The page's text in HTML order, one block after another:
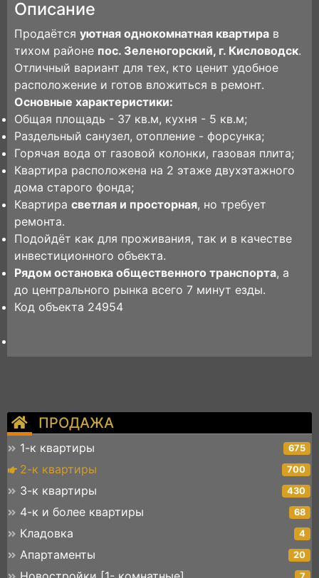
ПРОДАЖА
1-к квартиры 675
2-к квартиры 700
3-к квартиры 430
4-к и более квартиры 68
Кладовка 4
Апартаменты 20
Описание
Продаётся уютная однокомнатная квартира в
тихом районе пос. Зеленогорский, г. Кисловодск.
Отличный вариант для тех, кто ценит удобное
расположение и готов вложиться в ремонт.
Основные характеристики:
Общая площадь - 37 кв.м, кухня - 5 кв.м;
Раздельный санузел, отопление - форсунка;
Горячая вода от газовой колонки, газовая плита;
Квартира расположена на 2 этаже двухэтажного
дома старого фонда;
Квартира светлая и просторная, но требует
ремонта.
Подойдёт как для проживания, так и в качестве
инвестиционного объекта.
Рядом остановка общественного транспорта, а
до центрального рынка всего 7 минут езды.
Код объекта 24954